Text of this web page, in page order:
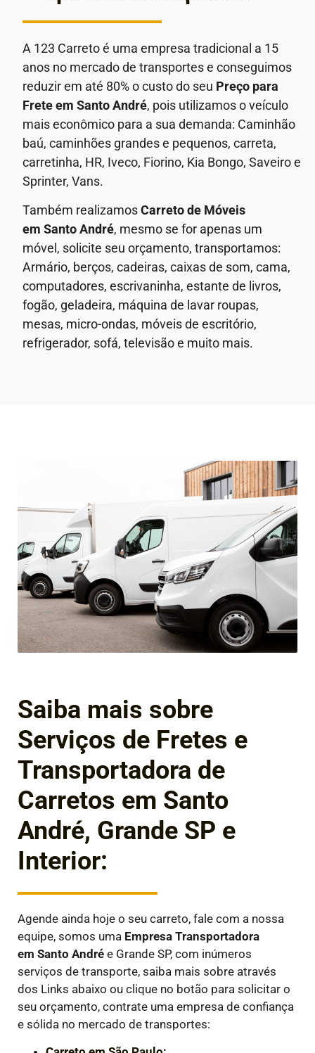
A 123 Carreto é uma empresa tradicional a 15
anos no mercado de transportes e conseguimos
reduzir em até 80% o custo do seu Preço para
Frete em Santo André, pois utilizamos o veículo
mais econômico para a sua demanda: Caminhão
baú, caminhões grandes e pequenos, carreta,
carretinha, HR, Iveco, Fiorino, Kia Bongo, Saveiro e
Sprinter, Vans.
Também realizamosCarreto de Móveis
em Santo André, mesmo se for apenas um
móvel, solicite seu orçamento, transportamos:
Armário, berços, cadeiras, caixas de som, cama,
computadores, escrivaninha, estante de livros,
fogão, geladeira, máquina de lavar roupas,
mesas, micro-ondas, móveis de escritório,
refrigerador, sofá, televisão e muito mais.
Saiba mais sobre
Serviços de Fretes e
Transportadora de
Carretos em Santo
André, Grande SP e
Interior:
Agende ainda hoje o seu carreto, fale com a nossa
equipe, somos uma Empresa Transportadora
em Santo André e Grande SP, com inúmeros
serviços de transporte, saiba mais sobre através
dos Links abaixo ou clique no botão para solicitar o
seu orçamento, contrate uma empresa de confiança
e sólida no mercado de transportes: